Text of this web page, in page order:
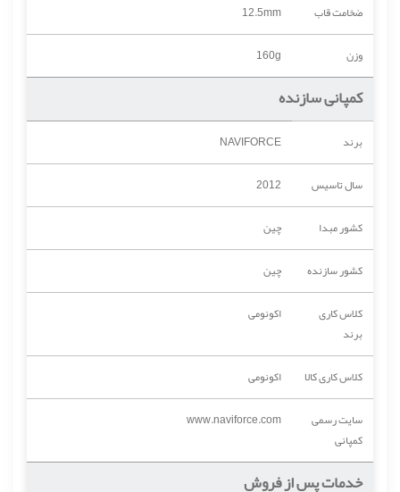
ضخامت قاب
12.5mm
وزن
160g
کمپانی سازنده
برند
NAVIFORCE
سال تاسیس
2012
کشور مبدا
چین
کشور سازنده
چین
کلاس کاری
برند
اکونومی
کلاس کاری کالا
اکونومی
سایت رسمی
کمپانی
www.naviforce.com
خدمات پس از فروش